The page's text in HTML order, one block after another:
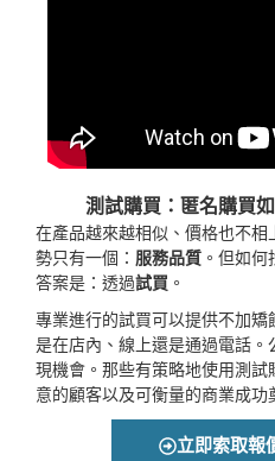
測試購買：匿名購買
在產品越來越相似、價格也不
勢只有一個： 服務品質 。但如
答案是：透過試買 。
專業進行的試買可以提供不加
是在店內、線上還是通過電話
現機會。那些有策略地使用測
意的顧客以及可衡量的商業成功
立即索取報